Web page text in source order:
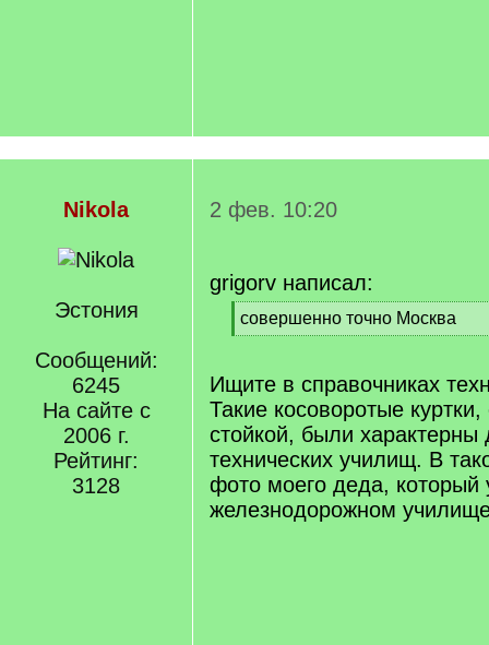
Nikola
Эстония
Сообщений:
6245
На сайте с
2006 г.
Рейтинг:
3128
2 фев. 10:20
grigorv написал:
[
q
совершенно точно Москва
[
q
]
Ищите в справочниках
Такие косоворотые
стойкой, были характерны
технических училищ. В
фото моего деда, который
железнодорожном